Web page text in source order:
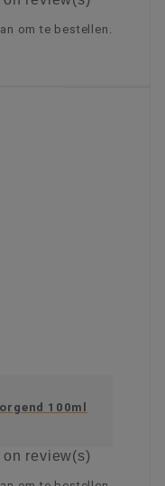
om te bestellen.
100ml
review(s)